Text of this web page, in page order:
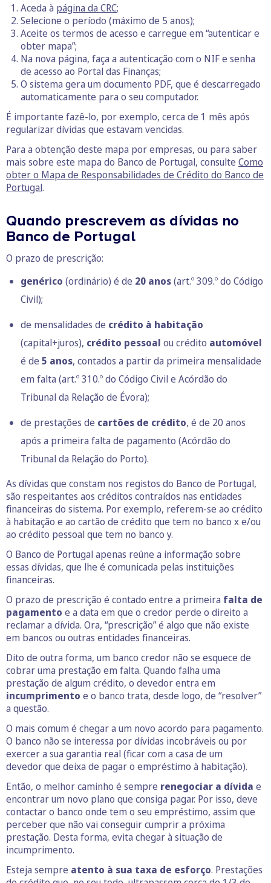
Aceda à página da CRC;
Selecione o período (máximo de 5 anos);
Aceite os termos de acesso e carregue em “autenticar e
obter mapa”;
Na nova página, faça a autenticação com o NIF e senha
de acesso ao Portal das Finanças;
O sistema gera um documento PDF, que é descarregado
automaticamente para o seu computador.
É importante fazê-lo, por exemplo, cerca de 1 mês após
regularizar dívidas que estavam vencidas.
Para a obtenção deste mapa por empresas, ou para saber
mais sobre este mapa do Banco de Portugal, consulte Como
obter o Mapa de Responsabilidades de Crédito do Banco de
Portugal.
Quando prescrevem as dívidas no
Banco de Portugal
O prazo de prescrição:
genérico (ordinário) é de 20 anos(art.º 309.º do Código
Civil);
de mensalidades de crédito à habitação
(capital+juros), crédito pessoal ou crédito automóvel
é de 5 anos, contados a partir da primeira mensalidade
em falta (art.º 310.º do Código Civil e Acórdão do
Tribunal da Relação de Évora);
de prestações de cartões de crédito, é de 20 anos
após a primeira falta de pagamento (Acórdão do
Tribunal da Relação do Porto).
As dívidas que constam nos registos do Banco de Portugal,
são respeitantes aos créditos contraídos nas entidades
financeiras do sistema. Por exemplo, referem-se ao crédito
à habitação e ao cartão de crédito que tem no banco x e/ou
ao crédito pessoal que tem no banco y.
O Banco de Portugal apenas reúne a informação sobre
essas dívidas, que lhe é comunicada pelas instituições
financeiras.
O prazo de prescrição é contado entre a primeira falta de
pagamento e a data em que o credor perde o direito a
reclamar a dívida. Ora, “prescrição” é algo que não existe
em bancos ou outras entidades financeiras.
Dito de outra forma, um banco credor não se esquece de
cobrar uma prestação em falta. Quando falha uma
prestação de algum crédito, o devedor entra em
incumprimento e o banco trata, desde logo, de “resolver”
a questão.
O mais comum é chegar a um novo acordo para pagamento.
O banco não se interessa por dívidas incobráveis ou por
exercer a sua garantia real (ficar com a casa de um
devedor que deixa de pagar o empréstimo à habitação).
Então, o melhor caminho é sempre renegociar a dívida e
encontrar um novo plano que consiga pagar. Por isso, deve
contactar o banco onde tem o seu empréstimo, assim que
perceber que não vai conseguir cumprir a próxima
prestação. Desta forma, evita chegar à situação de
incumprimento.
Esteja sempre atento à sua taxa de esforço. Prestações